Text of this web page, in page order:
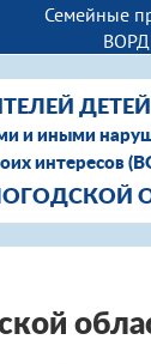
Семейные
и иными
интересов